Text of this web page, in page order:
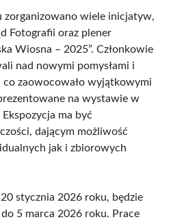
zorganizowano wiele inicjatyw,
Fotografii oraz plener
Wiosna – 2025”. Członkowie
nad nowymi pomysłami i
zaowocowało wyjątkowymi
na wystawie w
ma być
dającym możliwość
jak i zbiorowych
stycznia 2026 roku, będzie
5 marca 2026 roku. Prace